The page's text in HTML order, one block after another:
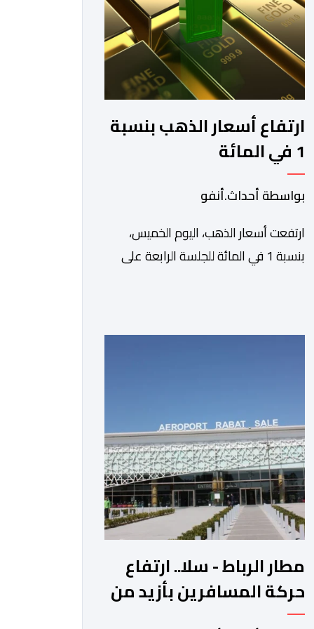
تساعدهم […]
ارتفاع أسعار الذهب بنسبة
1 في المائة
بواسطة أحداث.أنفو
ارتفعت أسعار الذهب، اليوم الخميس،
بنسبة 1 في المائة للجلسة الرابعة على
الماضي، فيما ارتفعت العقود الأمريكية
الآجلة […]
مطار الرباط - سلا.. ارتفاع
حركة المسافرين بأزيد من